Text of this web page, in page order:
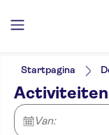
Filters
NO-PICKUP
Ticketopties
E-Voucher
Free
Instant
Excursies
Tickets
Taal
Startpagina
Activiteiten
Van: